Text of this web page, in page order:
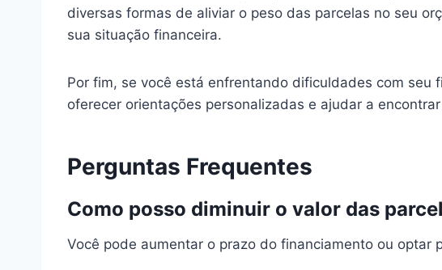
diversas formas de aliviar o peso das parcelas no seu
sua situação financeira.
Por fim, se você está enfrentando dificuldades com seu
oferecer orientações personalizadas e ajudar a
Perguntas Frequentes
Como posso diminuir o valor das
Você pode aumentar o prazo do financiamento ou optar